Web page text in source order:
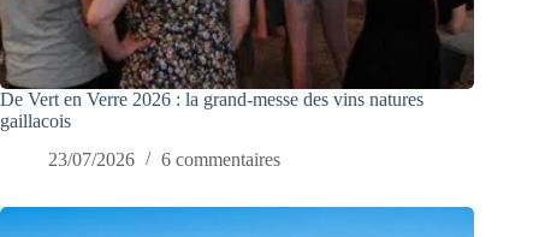
De Vert en Verre 2026 : la grand-messe des vins natures
gaillacois
23/07/2026
6 commentaires